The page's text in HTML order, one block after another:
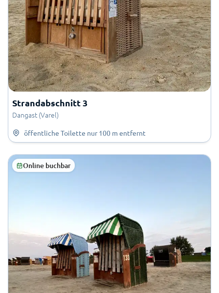
Strandabschnitt 3
Dangast (Varel)
öffentliche Toilette nur 100 m entfernt
Online buchbar